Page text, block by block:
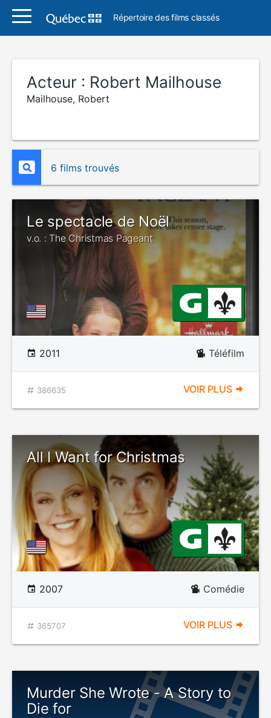
Répertoire des films classés
Acteur : Robert Mailhouse
Mailhouse, Robert
6 films trouvés
Le spectacle de Noël
v.o. : The Christmas Pageant
2011 Téléfilm
386635 VOIR PLUS
All I Want for Christmas
2007 Comédie
365707 VOIR PLUS
Murder She Wrote - A Story to
Die for